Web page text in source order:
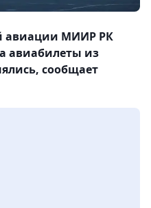
авиации МИИР РК
авиабилеты из
сообщает